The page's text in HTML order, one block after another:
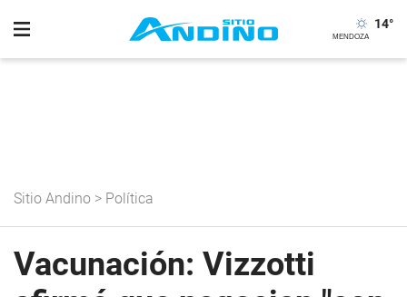
14°
Sitio Andino > Política
Vacunación: Vizzotti